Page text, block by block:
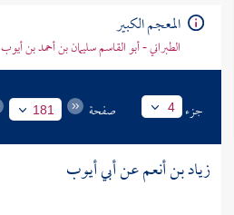
المعجم الكبير
الطبراني - أبو القاسم سليمان بن أحمد بن أيوب
جزء 4 صفحة 181
زياد بن أنعمعنأبي أيوب